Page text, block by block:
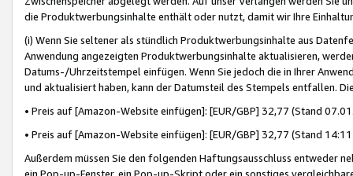
die Produktwerbungsinhalte enthält oder nutzt, damit wir Ihre
(i) Wenn Sie seltener als stündlich Produktwerbungsinhalte aus
Anwendung angezeigten Produktwerbungsinhalte aktualisieren,
Datums-/Uhrzeitstempel einfügen. Wenn Sie jedoch die in Ihrer
und aktualisiert haben, kann der Datumsteil des Stempels entfallen.
• Preis auf [Amazon-Website einfügen]: [EUR/GBP] 32,77 (Stand
• Preis auf [Amazon-Website einfügen]: [EUR/GBP] 32,77 (Stand
Außerdem müssen Sie den folgenden Haftungsausschluss entweder
ein Pop-up-Fenster, ein Pop-up-Skript oder ein sonstiges